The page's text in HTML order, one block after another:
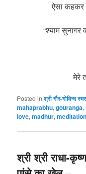
ऐसा कहकर
“श्याम
मेरे
Posted in श्री गौर-गोविन्द
mahaprabhu,gouranga,
love,madhur,meditation
श्री श्री राधा-